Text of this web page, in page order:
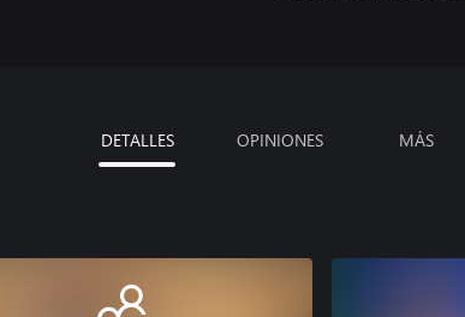
DETALLES OPINIONES MÁS